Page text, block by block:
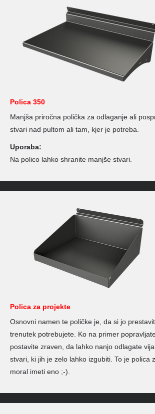
Polica 350
Manjša priročna polička za odlaganje ali
stvari nad pultom ali tam, kjer je potreba.
Uporaba:
Na polico lahko shranite manjše stvari.
Polica za projekte
Osnovni namen te poličke je, da si jo
trenutek potrebujete. Ko na primer
postavite zraven, da lahko nanjo odlagate
stvari, ki jih je zelo lahko izgubiti. To je polica
moral imeti eno ;-).